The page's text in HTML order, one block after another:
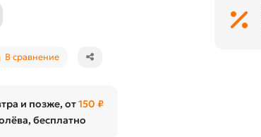
В сравнение
и позже, от150 ₽
бесплатно